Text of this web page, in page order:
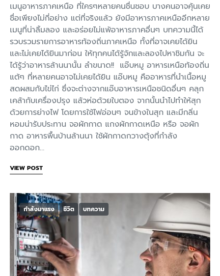
เมนูอาหารภาคเหนือ ที่ใครๆหลายคนชื่นชอบ บางคนอาจคุ้นเคย
ชื่อเพียงไม่กี่อย่าง แต่ที่จริงแล้ว ยังมีอาหารภาคเหนืออีกหลาย
เมนูที่น่าลิ้มลอง และอร่อยไม่แพ้อาหารภาคอื่นๆ บทความนี้ได้
รวบรวมรายการอาหารท้องถิ่นภาคเหนือ ทั้งที่อาจเคยได้ยิน
และไม่เคยได้ยินมาก่อน ให้ทุกคนได้รู้จักและลองไปหาชิมกัน จะ
ได้รู้ว่าอาหารล้านนานั้น ลำขนาด!! แอ๊บหมู อาหารเหนือท้องถิ่น
แต้ๆ ที่หลายคนอาจไม่เคยได้ยิน แอ๊บหมู คืออาหารที่นำเนื้อหมู
สดผสมกับไข่ไก่ ซึ่งจะต่างจากแอ๊บอาหารเหนือชนิดอื่นๆ คลุก
เคล้ากับเครื่องปรุง แล้วห่อด้วยใบตอง จากนั้นนำไปทำให้สุก
ด้วยการย่างไฟ โดยการใช้ไฟอ่อนๆ จนข้างในสุก และมีกลิ่น
หอมน่ารับประทาน จอผักกาด แกงผักกาดเหนือ หรือ จอผัก
กาด อาหารพื้นบ้านล้านนา ใช้ผักกาดกวางตุ้งที่กำลัง
ออกดอก…
VIEW POST
กำลังมาแรง ชีวิต บทความ